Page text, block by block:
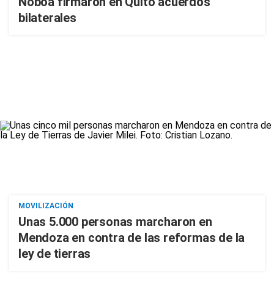
bilaterales
MOVILIZACIÓN
Unas 5.000 personas marcharon en
Mendoza en contra de las reformas de la
ley de tierras